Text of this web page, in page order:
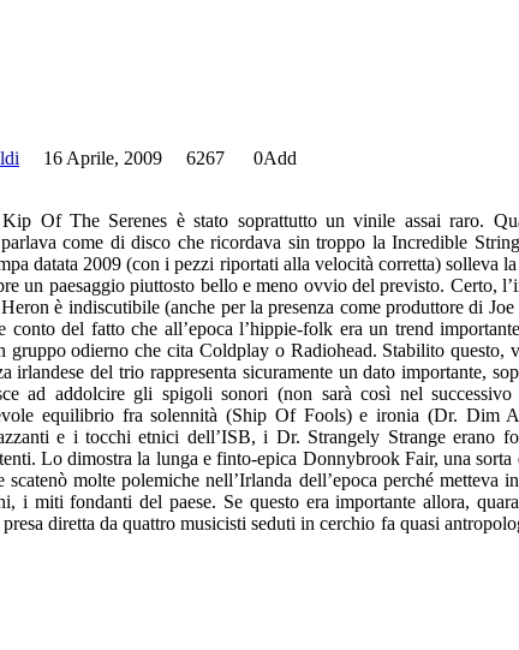
16 Aprile, 2009 6267 0Add
Of The Serenes è stato soprattutto un vinile assai raro.
come di disco che ricordava sin troppo la Incredible
datata 2009 (con i pezzi riportati alla velocità corretta) solleva
un paesaggio piuttosto bello e meno ovvio del previsto. Certo,
è indiscutibile (anche per la presenza come produttore di
conto del fatto che all’epoca l’hippie-folk era un trend
gruppo odierno che cita Coldplay o Radiohead. Stabilito questo,
irlandese del trio rappresenta sicuramente un dato importante,
ad addolcire gli spigoli sonori (non sarà così nel successivo
equilibrio fra solennità (Ship Of Fools) e ironia (Dr. Dim
e i tocchi etnici dell’ISB, i Dr. Strangely Strange erano
Lo dimostra la lunga e finto-epica Donnybrook Fair, una sorta
molte polemiche nell’Irlanda dell’epoca perché metteva
i miti fondanti del paese. Se questo era importante allora,
diretta da quattro musicisti seduti in cerchio fa quasi